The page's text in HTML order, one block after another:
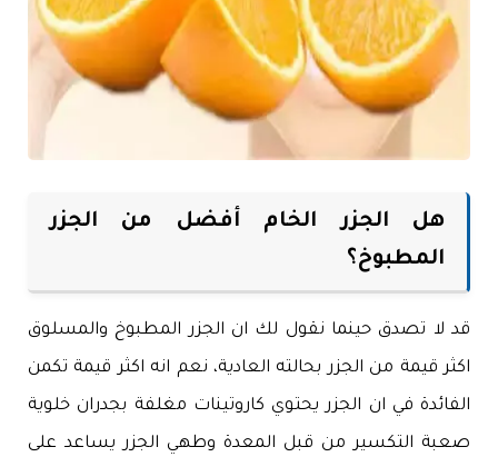
هل الجزر الخام أفضل من الجزر
المطبوخ؟
قد لا تصدق حينما نقول لك ان الجزر المطبوخ والمسلوق
اكثر قيمة من الجزر بحالته العادية، نعم انه اكثر قيمة تكمن
الفائدة في ان الجزر يحتوي كاروتينات مغلفة بجدران خلوية
صعبة التكسير من قبل المعدة وطهي الجزر يساعد على